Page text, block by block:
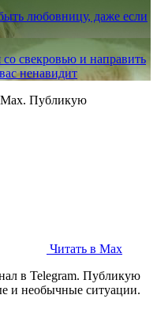
любовницу, даже если
свекровью и направить
ненавидит
Публикую
Читать в Max
в Telegram. Публикую
и необычные ситуации.